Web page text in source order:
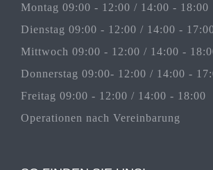
Montag 09:00 - 12:00 / 14:00 - 18:00
Dienstag 09:00 - 12:00 / 14:00 -
Mittwoch 09:00 - 12:00 / 14:00 -
Donnerstag 09:00- 12:00 / 14:00 -
Freitag 09:00 - 12:00 / 14:00 - 18:00
Operationen nach Vereinbarung